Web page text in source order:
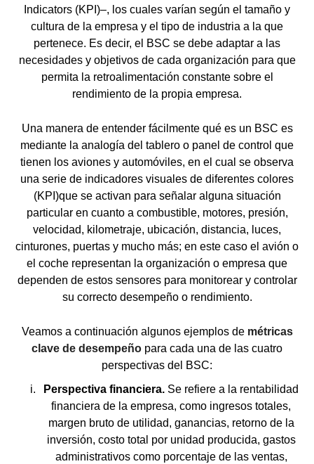
Indicators (KPI)–, los cuales varían según el tamaño y
cultura de la empresa y el tipo de industria a la que
pertenece. Es decir, el BSC se debe adaptar a las
necesidades y objetivos de cada organización para que
permita la retroalimentación constante sobre el
rendimiento de la propia empresa.
Una manera de entender fácilmente qué es un BSC es
mediante la analogía del tablero o panel de control que
tienen los aviones y automóviles, en el cual se observa
una serie de indicadores visuales de diferentes colores
(KPI)que se activan para señalar alguna situación
particular en cuanto a combustible, motores, presión,
velocidad, kilometraje, ubicación, distancia, luces,
cinturones, puertas y mucho más; en este caso el avión o
el coche representan la organización o empresa que
dependen de estos sensores para monitorear y controlar
su correcto desempeño o rendimiento.
Veamos a continuación algunos ejemplos de métricas
clave de desempeño para cada una de las cuatro
perspectivas del BSC:
Perspectiva financiera. Se refiere a la rentabilidad
financiera de la empresa, como ingresos totales,
margen bruto de utilidad, ganancias, retorno de la
inversión, costo total por unidad producida, gastos
administrativos como porcentaje de las ventas,